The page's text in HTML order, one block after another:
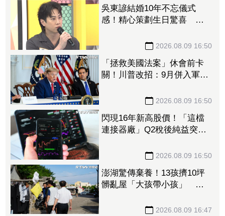
吳東諺結婚10年不忘儀式
感！精心策劃生日驚喜 還
2026.08.09 16:50
「拯救美國法案」休會前卡
關！川普改招：9月併入軍費
2026.08.09 16:50
閃現16年新高股價！「這檔
連接器廠」Q2稅後純益突破2
2026.08.09 16:50
澎湖驚傳棄養！13孩擠10坪
髒亂屋「大孩帶小孩」 父
2026.08.09 16:47